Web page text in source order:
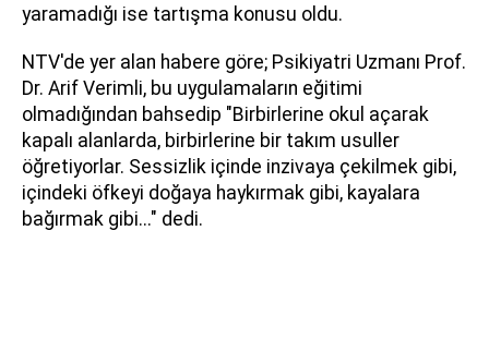
yaramadığı ise tartışma konusu oldu.
NTV'de yer alan habere göre; Psikiyatri Uzmanı Prof.
Dr. Arif Verimli, bu uygulamaların eğitimi
olmadığından bahsedip "Birbirlerine okul açarak
kapalı alanlarda, birbirlerine bir takım usuller
öğretiyorlar. Sessizlik içinde inzivaya çekilmek gibi,
içindeki öfkeyi doğaya haykırmak gibi, kayalara
bağırmak gibi..." dedi.